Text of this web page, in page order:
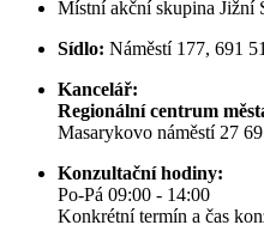
Místní akční skupina Jižní
Sídlo: Náměstí 177, 691
Kancelář:
Regionální centrum
Masarykovo náměstí 27
Konzultační hodiny:
Po-Pá 09:00 - 14:00
Konkrétní termín a čas